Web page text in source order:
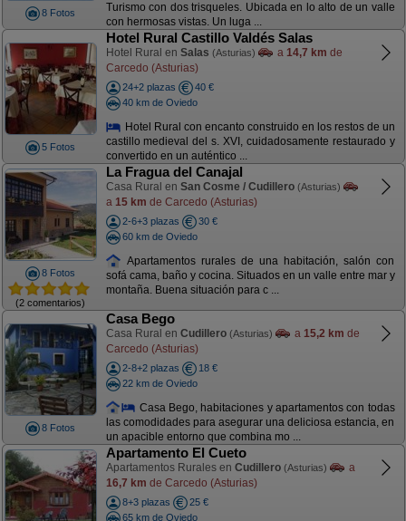
8 Fotos
Turismo con dos trisqueles. Ubicada en lo alto de un valle
con hermosas vistas. Un luga ...
5 Fotos
Hotel Rural Castillo Valdés Salas
Hotel Rural en Salas (Asturias) a 14,7 km de
Carcedo (Asturias)
24+2 plazas
40 €
40 km de Oviedo
Hotel Rural con encanto construido en los restos de un
castillo medieval del s. XVI, cuidadosamente restaurado y
convertido en un auténtico ...
8 Fotos
(2 comentarios)
La Fragua del Canajal
Casa Rural en San Cosme / Cudillero (Asturias)
a 15 km de Carcedo (Asturias)
2-6+3 plazas
30 €
60 km de Oviedo
Apartamentos rurales de una habitación, salón con
sofá cama, baño y cocina. Situados en un valle entre mar y
montaña. Buena situación para c ...
8 Fotos
Casa Bego
Casa Rural en Cudillero (Asturias) a 15,2 km de
Carcedo (Asturias)
2-8+2 plazas
18 €
22 km de Oviedo
Casa Bego, habitaciones y apartamentos con todas
las comodidades para asegurar una deliciosa estancia, en
un apacible entorno que combina mo ...
Apartamento El Cueto
Apartamentos Rurales en Cudillero (Asturias)
a
16,7 km de Carcedo (Asturias)
8+3 plazas
25 €
65 km de Oviedo